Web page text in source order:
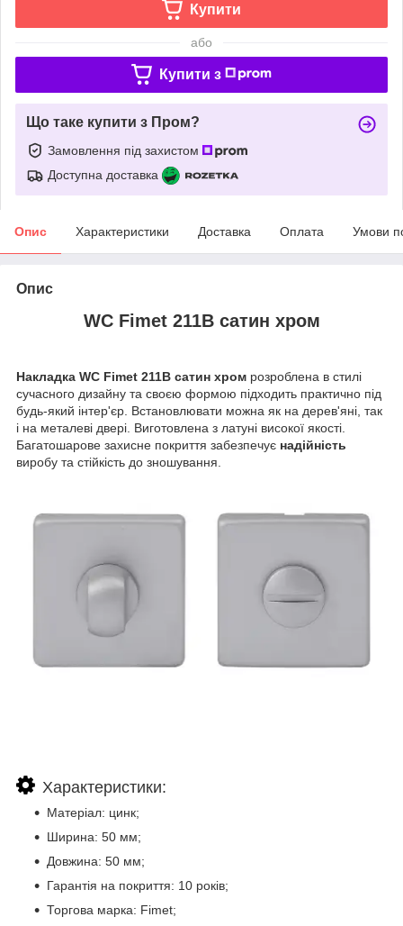
Купити
або
Купити з
Що таке купити з Пром?
Замовлення під захистом
Доступна доставка
Опис Характеристики Доставка Оплата Умови
Опис
WC Fimet 211B сатин хром
Накладка WC Fimet 211B сатин хром розроблена в стилі
сучасного дизайну та своєю формою підходить практично під
будь-який інтер'єр. Встановлювати можна як на дерев'яні, так
і на металеві двері. Виготовлена з латуні високої якості.
Багатошарове захисне покриття забезпечує надійність
виробу та стійкість до зношування.
Характеристики:
Матеріал: цинк;
Ширина: 50 мм;
Довжина: 50 мм;
Гарантія на покриття: 10 років;
Торгова марка: Fimet;